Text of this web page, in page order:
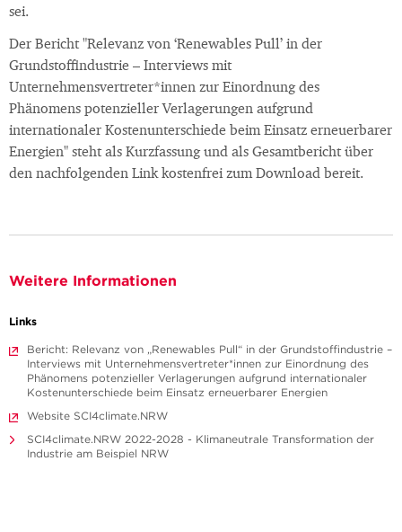
sei.
Der Bericht "Relevanz von ‘Renewables Pull’ in der
Grundstoffindustrie – Interviews mit
Unternehmensvertreter*innen zur Einordnung des
Phänomens potenzieller Verlagerungen aufgrund
internationaler Kostenunterschiede beim Einsatz erneuerbarer
Energien" steht als Kurzfassung und als Gesamtbericht über
den nachfolgenden Link kostenfrei zum Download bereit.
Weitere Informationen
Links
Bericht: Relevanz von „Renewables Pull“ in der Grundstoffindustrie –
Interviews mit Unternehmensvertreter*innen zur Einordnung des
Phänomens potenzieller Verlagerungen aufgrund internationaler
Kostenunterschiede beim Einsatz erneuerbarer Energien
Website SCI4climate.NRW
SCI4climate.NRW 2022-2028 - Klimaneutrale Transformation der
Industrie am Beispiel NRW